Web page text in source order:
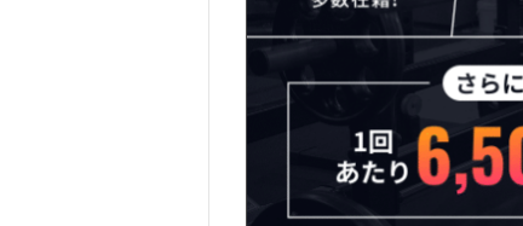
GYM(ザ パ
ーソナル ジ
ある質問疑